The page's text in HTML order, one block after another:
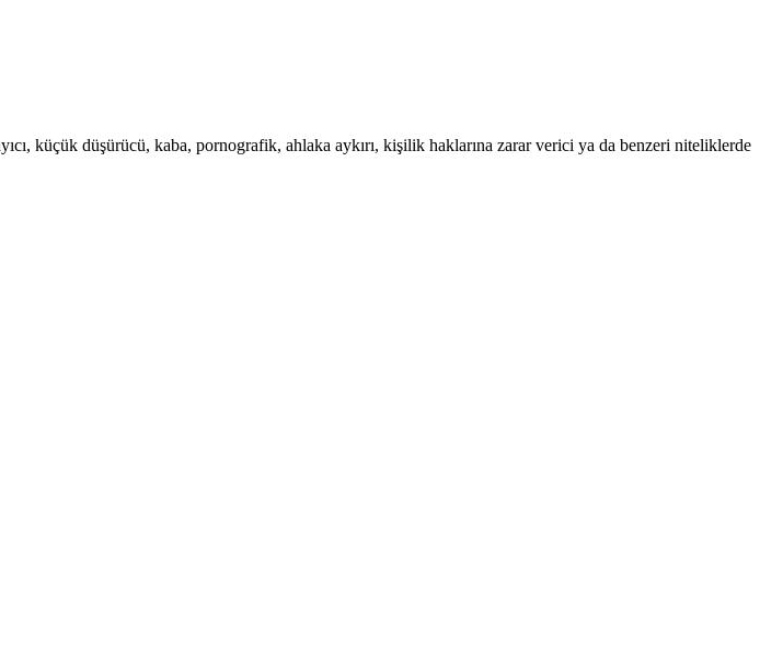
küçük düşürücü, kaba, pornografik, ahlaka aykırı, kişilik haklarına zarar verici ya da benzeri niteliklerde